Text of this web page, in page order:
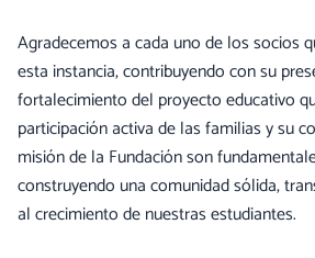
Agradecemos a cada uno de los socios
esta instancia, contribuyendo con su
fortalecimiento del proyecto educativo
participación activa de las familias y su
misión de la Fundación son
construyendo una comunidad sólida,
al crecimiento de nuestras estudiantes.